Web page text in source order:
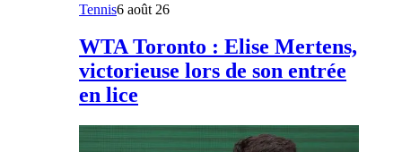
Tennis6 août 26
WTA Toronto : Elise Mertens,
victorieuse lors de son entrée
en lice